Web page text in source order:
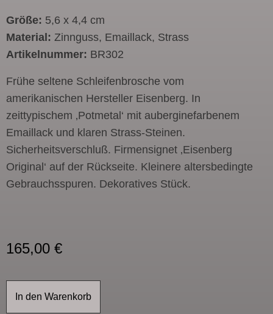
Größe: 5,6 x 4,4 cm
Material: Zinnguss, Emaillack, Strass
Artikelnummer: BR302
Frühe seltene Schleifenbrosche vom
amerikanischen Hersteller Eisenberg. In
zeittypischem ‚Potmetal‘ mit auberginefarbenem
Emaillack und klaren Strass-Steinen.
Sicherheitsverschluß. Firmensignet ‚Eisenberg
Original‘ auf der Rückseite. Kleinere altersbedingte
Gebrauchsspuren. Dekoratives Stück.
165,00 €
In den Warenkorb